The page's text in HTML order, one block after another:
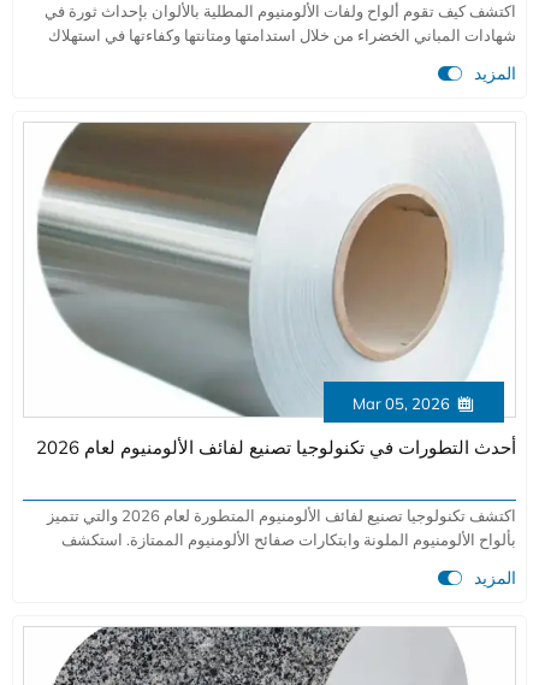
اكتشف كيف تقوم ألواح ولفات الألومنيوم المطلية بالألوان بإحداث ثورة في
شهادات المباني الخضراء من خلال استدامتها ومتانتها وكفاءتها في استهلاك
LEED.
المزيد 

Mar 05, 2026
أحدث التطورات في تكنولوجيا تصنيع لفائف الألومنيوم لعام 2026
اكتشف تكنولوجيا تصنيع لفائف الألومنيوم المتطورة لعام 2026 والتي تتميز
بألواح الألومنيوم الملونة وابتكارات صفائح الألومنيوم الممتازة. استكشف
والصناعات السيارات مع جودة فائقة واستدامة.
المزيد 